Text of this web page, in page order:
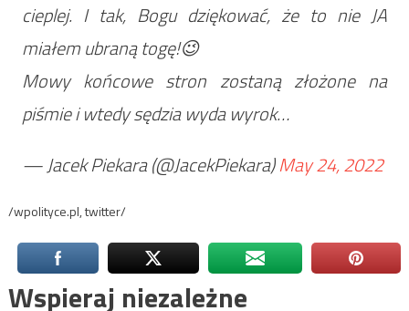
cieplej. I tak, Bogu dziękować, że to nie JA
miałem ubraną togę!😉
Mowy końcowe stron zostaną złożone na
piśmie i wtedy sędzia wyda wyrok…
— Jacek Piekara (@JacekPiekara)May 24, 2022
/wpolityce.pl, twitter/
Wspieraj niezależne